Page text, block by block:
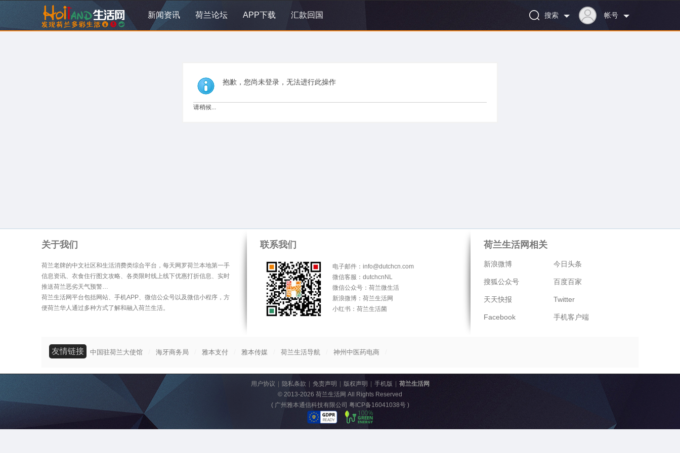
新闻资讯 荷兰论坛 APP下载 汇款回国 帐号
搜索
抱歉，您尚未登录，无法进行此操作
请稍候...
关于我们
荷兰老牌的中文社区和生活消费类综合平台，每天网罗荷兰本地第一手
信息资讯、衣食住行图文攻略、各类限时线上线下优惠打折信息、实时
推送荷兰恶劣天气预警…
荷兰生活网平台包括网站、手机APP、微信公众号以及微信小程序，方
便荷兰华人通过多种方式了解和融入荷兰生活。
联系我们
电子邮件：info@dutchcn.com
微信客服：dutchcnNL
微信公众号：荷兰微生活
新浪微博：荷兰生活网
小红书：荷兰生活菌
荷兰生活网相关
新浪微博 今日头条
搜狐公众号 百度百家
天天快报 Twitter
Facebook 手机客户端
友情链接 中国驻荷兰大使馆 海牙商务局 雅本支付 雅本传媒 荷兰生活导航 神州中医药电商
用户协议 隐私条款 免责声明 版权声明 手机版
荷兰生活网
© 2013-2026 荷兰生活网 All Rights Reserved
( 广州雅本通信科技有限公司 粤ICP备16041038号)